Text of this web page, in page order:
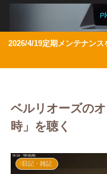
2026/4/19定期メンテナン
ベルリオーズの
時」を聴く
日記・雑記